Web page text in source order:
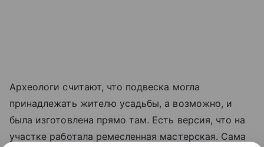
Археологи считают, что подвеска могла
принадлежать жителю усадьбы, а возможно, и
была изготовлена прямо там. Есть версия, что на
участке работала ремесленная мастерская. Сама